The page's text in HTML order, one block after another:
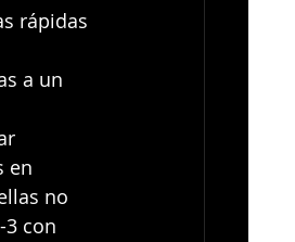
rápidas
a un
en
no
con